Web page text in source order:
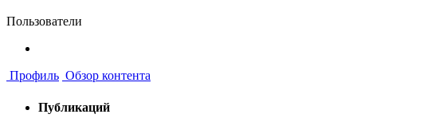
Пользователи
Профиль Обзор контента
Публикаций